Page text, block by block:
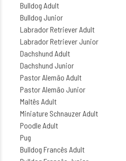
Bulldog Adult
Bulldog Junior
Labrador Retriever Adult
Labrador Retriever Junior
Dachshund Adult
Dachshund Junior
Pastor Alemão Adult
Pastor Alemão Junior
Maltês Adult
Miniature Schnauzer Adult
Poodle Adult
Pug
Bulldog Francês Adult